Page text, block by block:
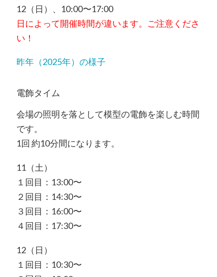
12（日）、10:00〜17:00
日によって開催時間が違います。ご注意くださ
い！
昨年（2025年）の様子
電飾タイム
会場の照明を落として模型の電飾を楽しむ時間
です。
1回 約10分間になります。
11（土）
１回目：13:00〜
２回目：14:30〜
３回目：16:00〜
４回目：17:30〜
12（日）
１回目：10:30〜